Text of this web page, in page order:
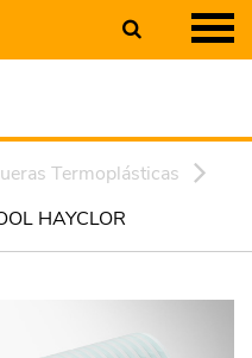
Termoplásticas
HAYCLOR